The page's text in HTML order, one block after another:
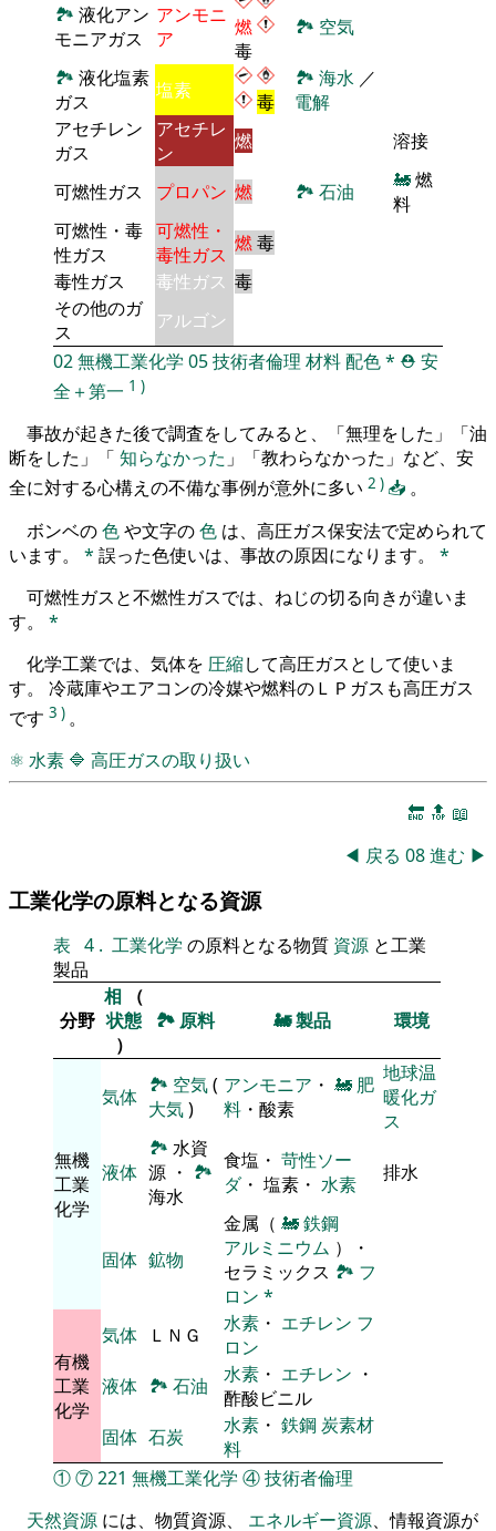
🏞 液化アン
モニアガス
アンモニ
ア
燃
毒
🏞 空気
🏞 液化塩素
ガス
塩素 毒
🏞 海水 ／
電解
アセチレン
ガス
アセチレ
ン
燃 溶接
可燃性ガス プロパン 燃 🏞 石油 🚂燃
料
可燃性・毒
性ガス
可燃性・
毒性ガス 燃毒
毒性ガス
毒性ガス 毒
その他のガ
ス
アルゴン
02無機工業化学 05技術者倫理 材料配色* ⛑️ 安
全＋第一 1 )
事故が起きた後で調査をしてみると、「無理をした」「油
断をした」「 知らなかった 」「教わらなかった」など、安
全に対する心構えの不備な事例が意外に多い 2 ) 📥 。
ボンベの色や文字の色 は、高圧ガス保安法で定められて
います。 * 誤った色使いは、事故の原因になります。 *
可燃性ガスと不燃性ガスでは、ねじの切る向きが違いま
す。 *
化学工業では、気体を 圧縮して高圧ガスとして使いま
す。 冷蔵庫やエアコンの冷媒や燃料のＬＰガスも高圧ガス
です 3 ) 。
⚛ 水素 🔷 高圧ガスの取り扱い
🔚 🔝 📖
◀ 戻る 08進む ▶
工業化学の原料となる資源
表 4 . 工業化学 の原料となる物質 資源 と工業
製品
分野
相
（
状態
）
🏞 原料 🚂製品 環境
無機
工業
化学
気体 🏞 空気(
大気)
アンモニア ・ 🚂 肥
料 ・酸素
地球温
暖化ガ
ス
液体
🏞 水資
源 ・ 🏞
海水
食塩・ 苛性ソー
ダ・ 塩素・ 水素 排水
固体 鉱物
金属（ 🚂鉄鋼
アルミニウム ）・
セラミックス 🏞 フ
ロン *
有機
工業
化学
気体 ＬＮＧ 水素 ・ エチレン フ
ロン
液体 🏞 石油 水素 ・ エチレン ・
酢酸ビニル
固体 石炭 水素 ・ 鉄鋼炭素材
料
①⑦221 無機工業化学 ④技術者倫理
天然資源 には、物質資源、 エネルギー資源、情報資源が